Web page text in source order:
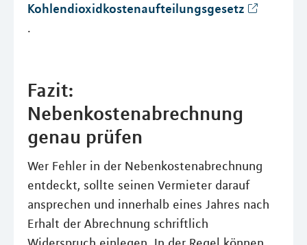
Kohlendioxidkostenaufteilungsgesetz
.
Fazit:
Nebenkostenabrechnung
genau prüfen
Wer Fehler in der Nebenkostenabrechnung
entdeckt, sollte seinen Vermieter darauf
ansprechen und innerhalb eines Jahres nach
Erhalt der Abrechnung schriftlich